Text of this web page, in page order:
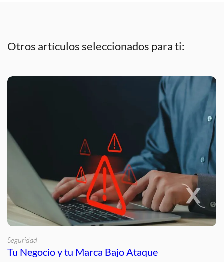
Otros artículos seleccionados para ti:
Seguridad
Tu Negocio y tu Marca Bajo Ataque